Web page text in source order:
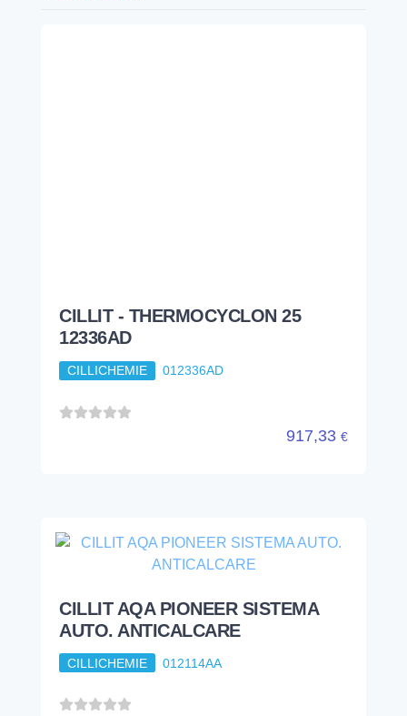
CILLIT - THERMOCYCLON 25
12336AD
CILLICHEMIE 012336AD
917,33 €
CILLIT AQA PIONEER SISTEMA
AUTO. ANTICALCARE
CILLICHEMIE 012114AA